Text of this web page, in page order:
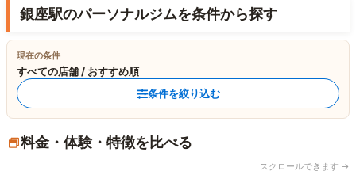
銀座駅のパーソナルジムを条件から探す
現在の条件
すべての店舗 / おすすめ順
条件を絞り込む
料金・体験・特徴を比べる
スクロールできます →